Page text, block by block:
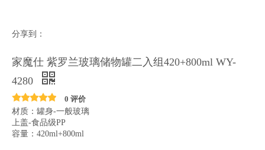
分享到：
家魔仕 紫罗兰玻璃储物罐二入组420+800ml WY-
4280
0 评价
材质：罐身-一般玻璃
上盖-食品级PP
容量：420ml+800ml